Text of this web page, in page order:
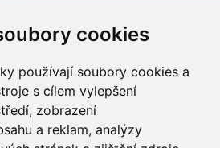
cookies
používají soubory cookies a
s cílem vylepšení
zobrazení
a reklam, analýzy